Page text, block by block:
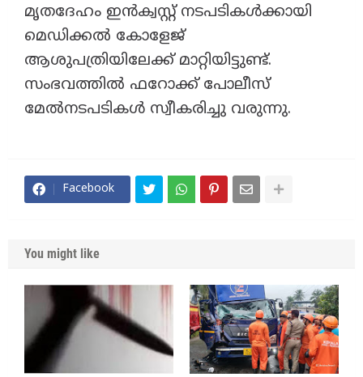
മൃതദേഹം ഇൻക്വസ്റ്റ് നടപടികൾക്കായി
മെഡിക്കൽ കോളേജ്
ആശുപത്രിയിലേക്ക് മാറ്റിയിട്ടുണ്ട്.
സംഭവത്തിൽ ഫറോക്ക് പോലീസ്
മേൽനടപടികൾ സ്വീകരിച്ചു വരുന്നു.
Facebook
You might like